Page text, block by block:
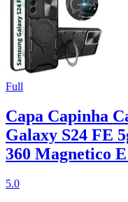
Full
Capa Capinha
Galaxy S24 FE
360 Magnetico
5.0